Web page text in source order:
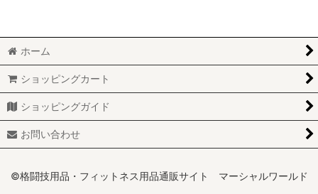
ホーム
ショッピングカート
ショッピングガイド
お問い合わせ
©格闘技用品・フィットネス用品通販サイト マーシャルワールド